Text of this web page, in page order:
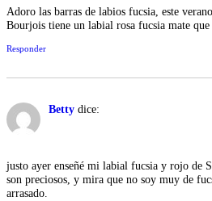
Adoro las barras de labios fucsia, este
Bourjois tiene un labial rosa fucsia mate que
Responder
Betty dice:
justo ayer enseñé mi labial fucsia y rojo de
son preciosos, y mira que no soy muy de
arrasado.